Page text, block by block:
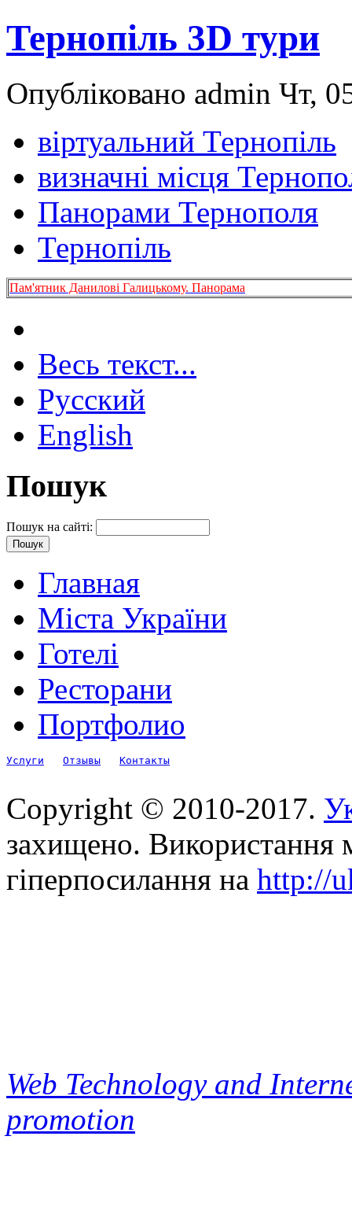
Тернопіль 3D тури
Опубліковано admin Чт,
віртуальний Тернопіль
визначні місця
Панорами Тернополя
Тернопіль
Пам'ятник Данилові Галицькому. Панорама
Весь текст...
Русский
English
Пошук
Пошук на сайті:
Главная
Міста України
Готелі
Ресторани
Портфолио
Услуги Отзывы Контакты
Copyright © 2010-2017.
захищено. Використання
гіперпосилання на http://
Web Technology and
promotion